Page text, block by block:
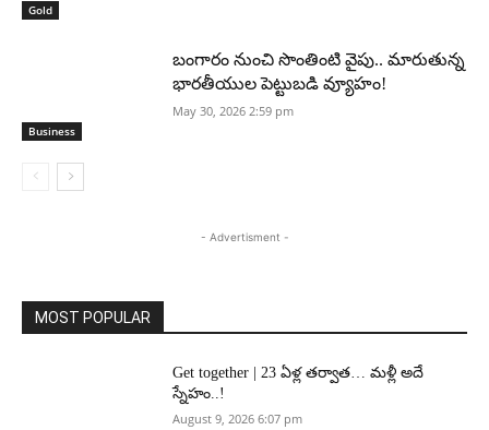
Gold
Business
బంగారం నుంచి సొంతింటి వైపు.. మారుతున్న
భారతీయుల పెట్టుబడి వ్యూహం!
May 30, 2026 2:59 pm
- Advertisment -
MOST POPULAR
Get together | 23 ఏళ్ల తర్వాత… మళ్లీ అదే
స్నేహం..!
August 9, 2026 6:07 pm